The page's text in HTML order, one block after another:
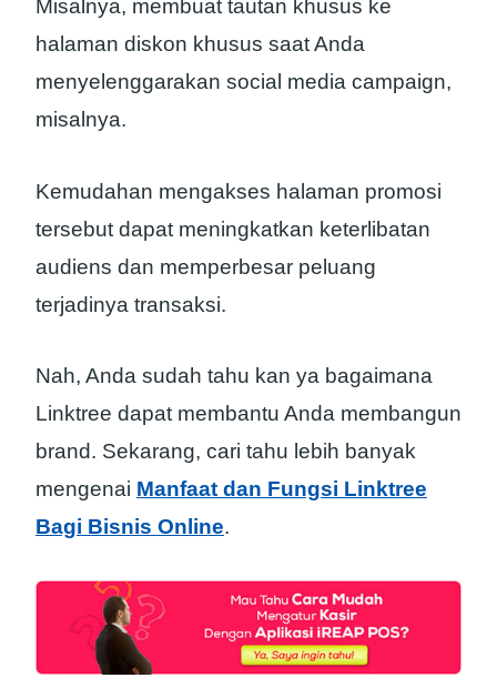
Misalnya, membuat tautan khusus ke
halaman diskon khusus saat Anda
menyelenggarakan social media campaign,
misalnya.
Kemudahan mengakses halaman promosi
tersebut dapat meningkatkan keterlibatan
audiens dan memperbesar peluang
terjadinya transaksi.
Nah, Anda sudah tahu kan ya bagaimana
Linktree dapat membantu Anda membangun
brand. Sekarang, cari tahu lebih banyak
mengenai Manfaat dan Fungsi Linktree
Bagi Bisnis Online.